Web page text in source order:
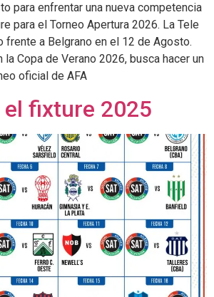
para enfrentar una nueva competencia
para el Torneo Apertura 2026. La Tele
frente a Belgrano en el 12 de Agosto.
la Copa de Verano 2026, busca hacer un
oficial de AFA
fixture 2025